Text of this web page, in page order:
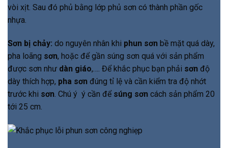
vòi xịt. Sau đó phủ bằng lớp phủ sơn có thành phần gốc
nhựa.
Sơn bị chảy: do nguyên nhân khi phun sơn bề mặt quá dày,
pha loãng sơn, hoặc để gần súng sơn quá với sản phẩm
được sơn như dàn giáo,…. Để khắc phục bạn phải sơn độ
dày thích hợp, pha sơn đúng tỉ lệ và cần kiểm tra độ nhớt
trước khi sơn . Chú ý ý cần để súng sơn cách sản phẩm 20
tới 25 cm.